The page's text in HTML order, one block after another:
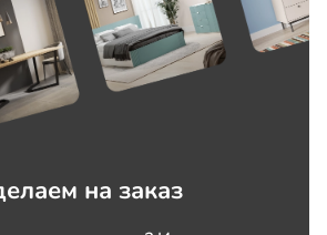
на заказ